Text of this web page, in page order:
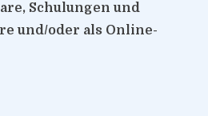
Schulungen und
und/oder als Online-